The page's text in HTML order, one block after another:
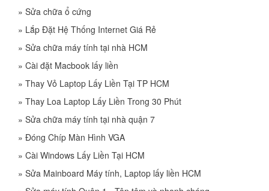
» Sửa chữa ổ cứng
» Lắp Đặt Hệ Thống Internet Giá Rẻ
» Sửa chữa máy tính tại nhà HCM
» Cài đặt Macbook lấy liền
» Thay Vỏ Laptop Lấy Liền Tại TP HCM
» Thay Loa Laptop Lấy Liền Trong 30 Phút
» Sửa chữa máy tính tại nhà quận 7
» Đóng Chíp Màn Hình VGA
» Cài Windows Lấy Liền Tại HCM
» Sửa Mainboard Máy tính, Laptop lấy liền HCM